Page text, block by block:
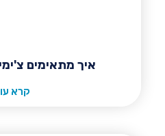
איך מתאימים
קרא